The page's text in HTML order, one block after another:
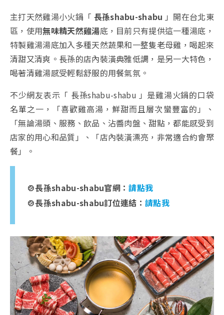
主打天然雞湯小火鍋「 長孫shabu-shabu 」開在台北東
區，使用無味精天然雞湯底，目前只有提供這一種湯底，
特製雞湯湯底加入多種天然蔬果和一整隻老母雞，喝起來
清甜又清爽。長孫的店內裝潢典雅低調，是另一大特色，
喝著清雞湯感受輕鬆舒服的用餐氣氛。
不少網友表示「 長孫shabu-shabu 」是雞湯火鍋的口袋
名單之一，「喜歡雞高湯，鮮甜而且層次蠻豐富的」、
「無論湯頭、服務、飲品、沾醬肉盤、甜點，都能感受到
店家的用心和品質」、「店內裝潢漂亮，非常適合約會聚
餐」。
🍲長孫shabu-shabu官網：請點我
🍲長孫shabu-shabu訂位連結：請點我